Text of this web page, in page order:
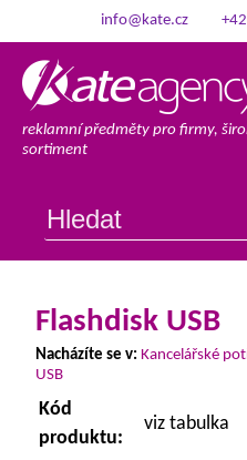
info@kate.cz
reklamní předměty pro firmy,
sortiment
Flashdisk USB
Nacházíte se v: Kancelářské
USB
Kód
produktu:
viz tabulka